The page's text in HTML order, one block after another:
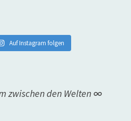
Auf Instagram folgen
zwischen den Welten ∞